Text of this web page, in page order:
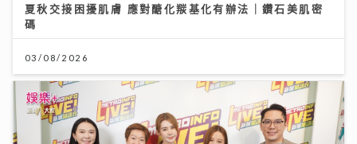
夏秋交接困擾肌膚 應對醣化羰基化有辦法｜鑽石美肌密
碼
03/08/2026